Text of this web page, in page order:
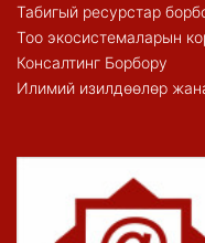
Табигый ресурстар
Тоо экосистемаларын
Консалтинг Борбору
Илимий изилдөөлөр